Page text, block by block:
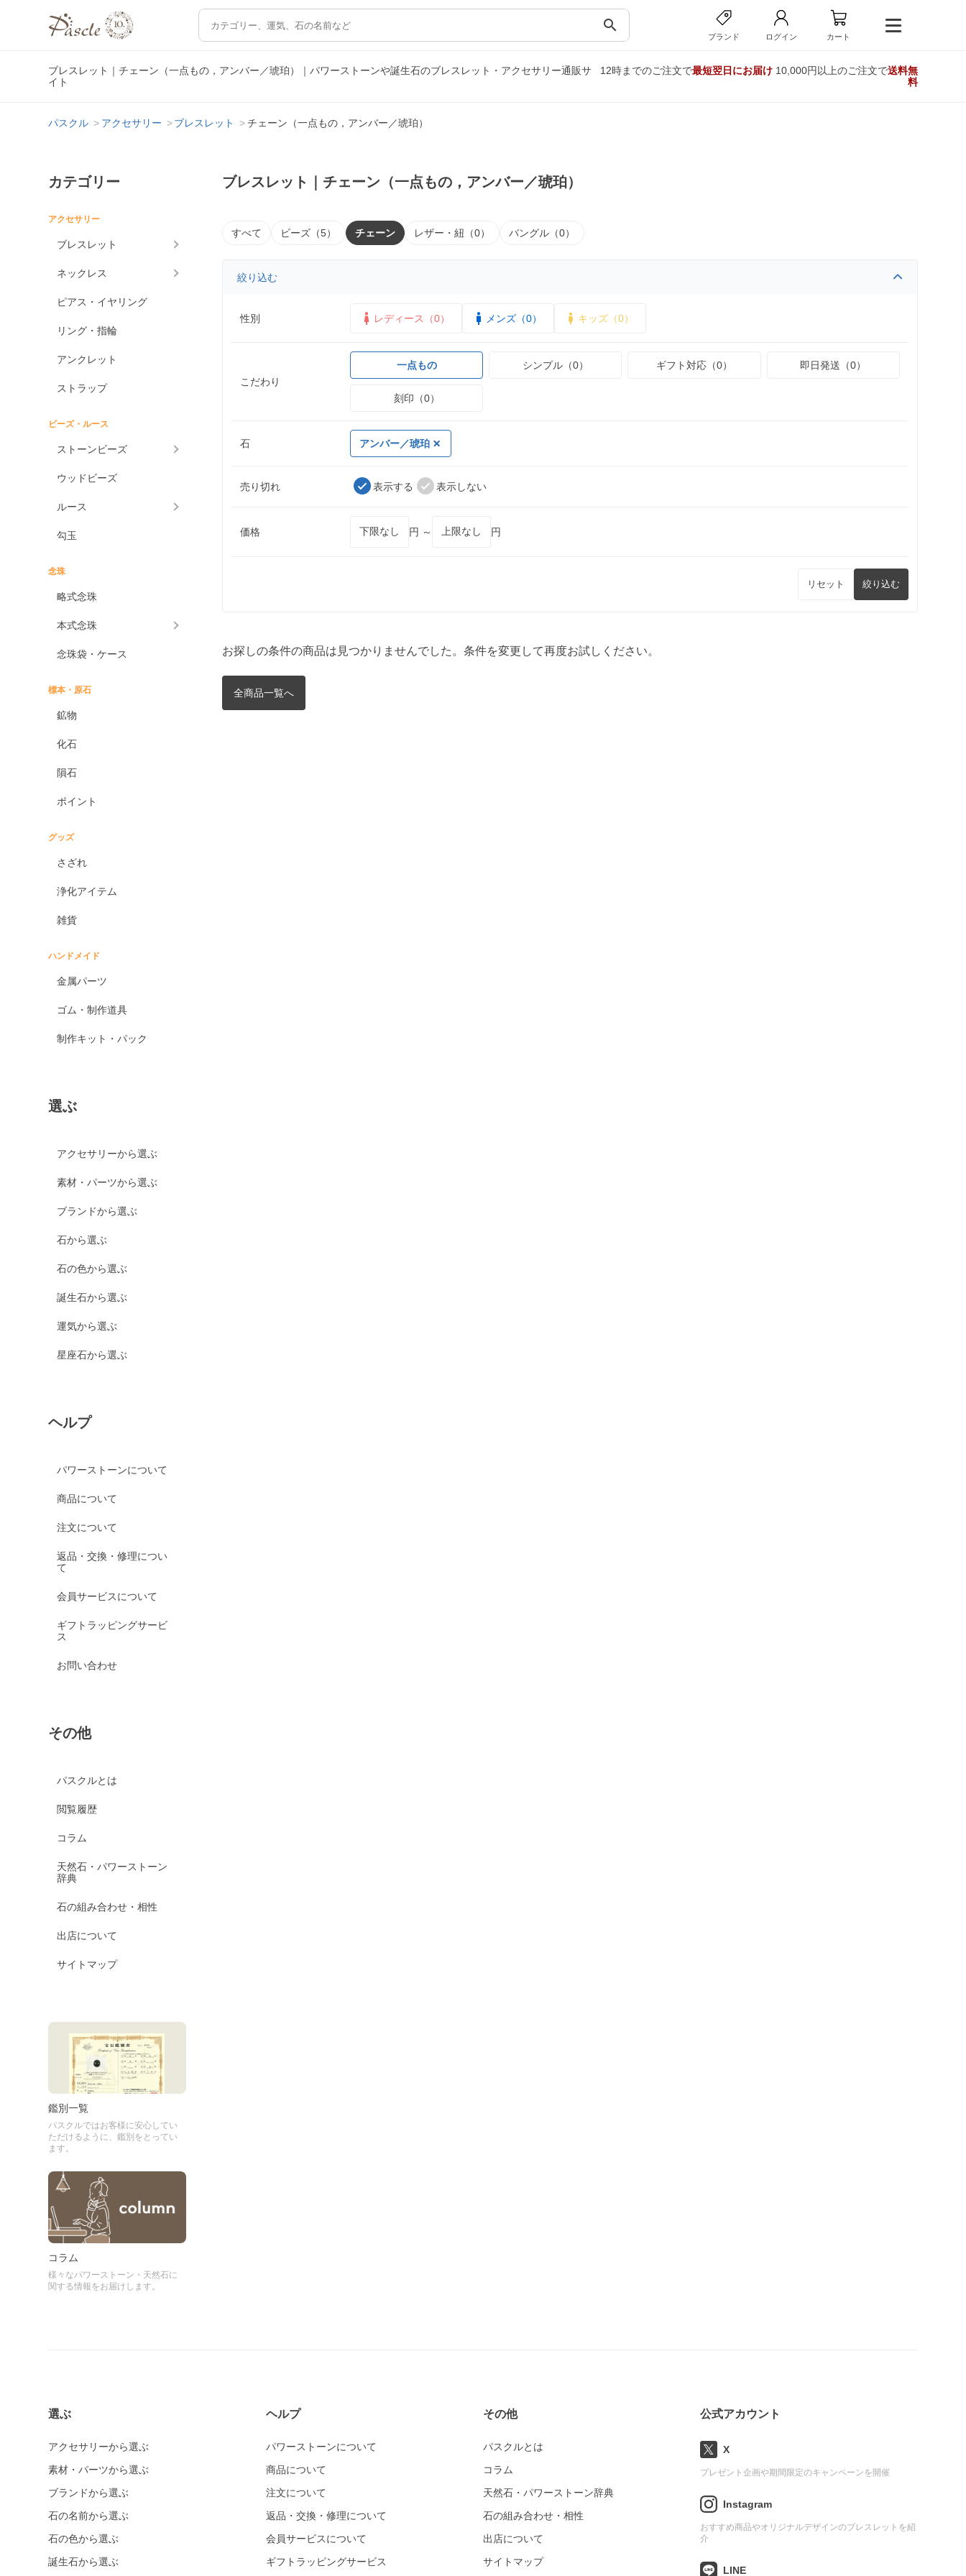
search
ブランド ログイン カート
ブレスレット｜チェーン（一点もの，アンバー／琥珀）｜パワーストーンや誕生石のブレスレット・アクセサリー通販サ
イト
12時までのご注文で最短翌日にお届け10,000円以上のご注文で送料無
料
パスクル アクセサリー ブレスレット チェーン（一点もの，アンバー／琥珀）
カテゴリー
アクセサリー
ブレスレット
ネックレス
ピアス・イヤリング
リング・指輪
アンクレット
ストラップ
ビーズ・ルース
ストーンビーズ
ウッドビーズ
ルース
勾玉
念珠
略式念珠
本式念珠
念珠袋・ケース
標本・原石
鉱物
化石
隕石
ポイント
グッズ
さざれ
浄化アイテム
雑貨
ハンドメイド
金属パーツ
ゴム・制作道具
制作キット・パック
選ぶ
アクセサリーから選ぶ
素材・パーツから選ぶ
ブランドから選ぶ
石から選ぶ
石の色から選ぶ
誕生石から選ぶ
運気から選ぶ
星座石から選ぶ
ヘルプ
パワーストーンについて
商品について
注文について
返品・交換・修理につい
て
会員サービスについて
ギフトラッピングサービ
ス
お問い合わせ
その他
パスクルとは
閲覧履歴
コラム
天然石・パワーストーン
辞典
石の組み合わせ・相性
出店について
サイトマップ
鑑別一覧
パスクルではお客様に安心してい
ただけるように、鑑別をとってい
ます。
コラム
様々なパワーストーン・天然石に
関する情報をお届けします。
ブレスレット｜チェーン（一点もの，アンバー／琥珀）
すべて ビーズ（5） チェーン レザー・紐（0） バングル（0）
絞り込む
性別 レディース（0） メンズ（0） キッズ（0）
こだわり
一点もの シンプル（0） ギフト対応（0） 即日発送（0）
刻印（0）
石 アンバー／琥珀
売り切れ 表示する 表示しない
価格 円 ～ 円
リセット 絞り込む
お探しの条件の商品は見つかりませんでした。条件を変更して再度お試しください。
全商品一覧へ
選ぶ
アクセサリーから選ぶ
素材・パーツから選ぶ
ブランドから選ぶ
石の名前から選ぶ
石の色から選ぶ
誕生石から選ぶ
ヘルプ
パワーストーンについて
商品について
注文について
返品・交換・修理について
会員サービスについて
ギフトラッピングサービス
その他
パスクルとは
コラム
天然石・パワーストーン辞典
石の組み合わせ・相性
出店について
サイトマップ
公式アカウント
X
プレゼント企画や期間限定のキャンペーンを開催
Instagram
おすすめ商品やオリジナルデザインのブレスレットを紹
介
LINE